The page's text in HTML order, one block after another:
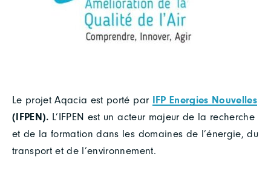
Le projet Aqacia est porté par IFP Energies Nouvelles
(IFPEN). L’IFPEN est un acteur majeur de la recherche
et de la formation dans les domaines de l’énergie, du
transport et de l’environnement.